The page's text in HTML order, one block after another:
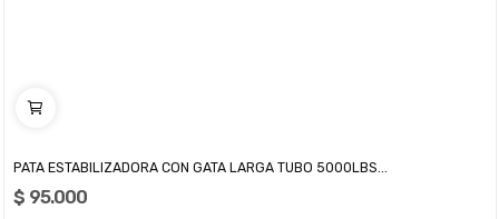
PATA ESTABILIZADORA CON GATA LARGA TUBO 5000LBS...
$ 95.000